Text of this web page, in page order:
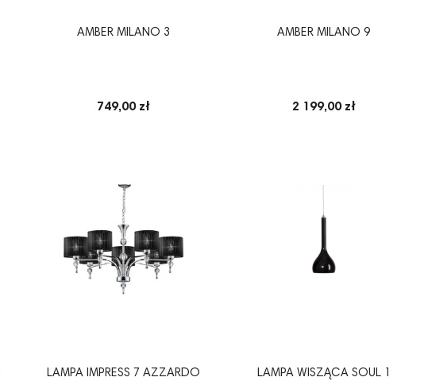
AMBER MILANO 3
749,00 zł
AMBER MILANO 9
2 199,00 zł
LAMPA IMPRESS 7 AZZARDO
LAMPA WISZĄCA SOUL 1